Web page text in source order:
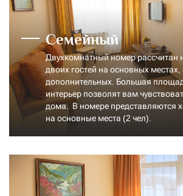
Cемейный
Двухкомнатный номер рассчитан
двоих гостей на основных
дополнительных. Большая
интерьер позволят вам
дома. В номере представляются
на основные места (2 чел).